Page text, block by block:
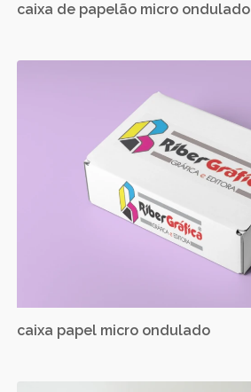
caixa de papelão micro ondulado
caixa papel micro ondulado